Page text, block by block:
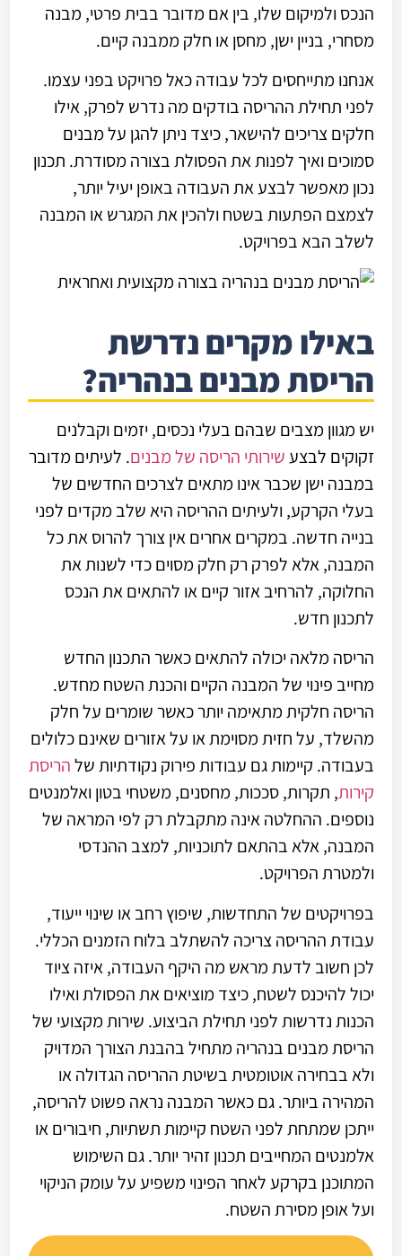
הנכס ולמיקום שלו, בין אם מדובר בבית פרטי, מבנה
מסחרי, בניין ישן, מחסן או חלק ממבנה קיים.
אנחנו מתייחסים לכל עבודה כאל פרויקט בפני עצמו.
לפני תחילת ההריסה בודקים מה נדרש לפרק, אילו
חלקים צריכים להישאר, כיצד ניתן להגן על מבנים
סמוכים ואיך לפנות את הפסולת בצורה מסודרת. תכנון
נכון מאפשר לבצע את העבודה באופן יעיל יותר,
לצמצם הפתעות בשטח ולהכין את המגרש או המבנה
לשלב הבא בפרויקט.
באילו מקרים נדרשת
הריסת מבנים בנהריה?
יש מגוון מצבים שבהם בעלי נכסים, יזמים וקבלנים
זקוקים לבצעשירותי הריסה של מבנים. לעיתים מדובר
במבנה ישן שכבר אינו מתאים לצרכים החדשים של
בעלי הקרקע, ולעיתים ההריסה היא שלב מקדים לפני
בנייה חדשה. במקרים אחרים אין צורך להרוס את כל
המבנה, אלא לפרק רק חלק מסוים כדי לשנות את
החלוקה, להרחיב אזור קיים או להתאים את הנכס
לתכנון חדש.
הריסה מלאה יכולה להתאים כאשר התכנון החדש
מחייב פינוי של המבנה הקיים והכנת השטח מחדש.
הריסה חלקית מתאימה יותר כאשר שומרים על חלק
מהשלד, על חזית מסוימת או על אזורים שאינם כלולים
בעבודה. קיימות גם עבודות פירוק נקודתיות שלהריסת
קירות, תקרות, סככות, מחסנים, משטחי בטון ואלמנטים
נוספים. ההחלטה אינה מתקבלת רק לפי המראה של
המבנה, אלא בהתאם לתוכניות, למצב ההנדסי
ולמטרת הפרויקט.
בפרויקטים של התחדשות, שיפוץ רחב או שינוי ייעוד,
עבודת ההריסה צריכה להשתלב בלוח הזמנים הכללי.
לכן חשוב לדעת מראש מה היקף העבודה, איזה ציוד
יכול להיכנס לשטח, כיצד מוציאים את הפסולת ואילו
הכנות נדרשות לפני תחילת הביצוע. שירות מקצועי של
הריסת מבנים בנהריה מתחיל בהבנת הצורך המדויק
ולא בבחירה אוטומטית בשיטת ההריסה הגדולה או
המהירה ביותר. גם כאשר המבנה נראה פשוט להריסה,
ייתכן שמתחת לפני השטח קיימות תשתיות, חיבורים או
אלמנטים המחייבים תכנון זהיר יותר. גם השימוש
המתוכנן בקרקע לאחר הפינוי משפיע על עומק הניקוי
ועל אופן מסירת השטח.